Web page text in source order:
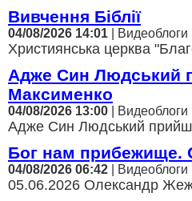
Вивчення Біблії
04/08/2026 14:01 | Видеоблоги
Християнська церква
Адже Син Людський
Максименко
04/08/2026 13:00 | Видеоблоги
Адже Син Людський
Бог нам прибежище.
04/08/2026 06:42 | Видеоблоги
05.06.2026 Олександр